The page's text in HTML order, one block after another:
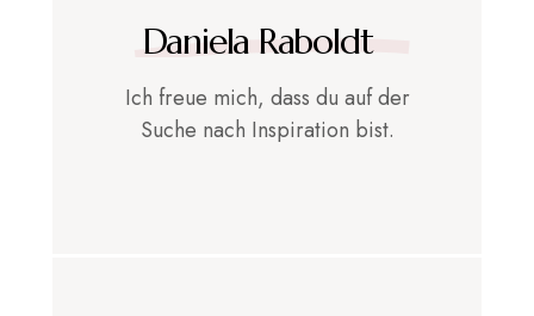
Daniela Raboldt
Ich freue mich, dass du auf der
Suche nach Inspiration bist.